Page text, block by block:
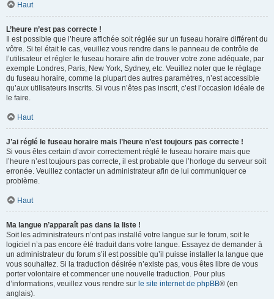
Haut
L’heure n’est pas correcte !
Il est possible que l’heure affichée soit réglée sur un fuseau horaire différent du
vôtre. Si tel était le cas, veuillez vous rendre dans le panneau de contrôle de
l’utilisateur et régler le fuseau horaire afin de trouver votre zone adéquate, par
exemple Londres, Paris, New York, Sydney, etc. Veuillez noter que le réglage
du fuseau horaire, comme la plupart des autres paramètres, n’est accessible
qu’aux utilisateurs inscrits. Si vous n’êtes pas inscrit, c’est l’occasion idéale de
le faire.
Haut
J’ai réglé le fuseau horaire mais l’heure n’est toujours pas correcte !
Si vous êtes certain d’avoir correctement réglé le fuseau horaire mais que
l’heure n’est toujours pas correcte, il est probable que l’horloge du serveur soit
erronée. Veuillez contacter un administrateur afin de lui communiquer ce
problème.
Haut
Ma langue n’apparaît pas dans la liste !
Soit les administrateurs n’ont pas installé votre langue sur le forum, soit le
logiciel n’a pas encore été traduit dans votre langue. Essayez de demander à
un administrateur du forum s’il est possible qu’il puisse installer la langue que
vous souhaitez. Si la traduction désirée n’existe pas, vous êtes libre de vous
porter volontaire et commencer une nouvelle traduction. Pour plus
d’informations, veuillez vous rendre sur le site internet de phpBB® (en
anglais).